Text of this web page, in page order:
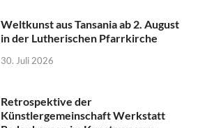
Weltkunst aus Tansania ab 2. August
in der Lutherischen Pfarrkirche
30. Juli 2026
Retrospektive der
Künstlergemeinschaft Werkstatt